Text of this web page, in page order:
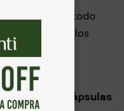
través del método
en seco los
todos sus
de 90 cápsulas